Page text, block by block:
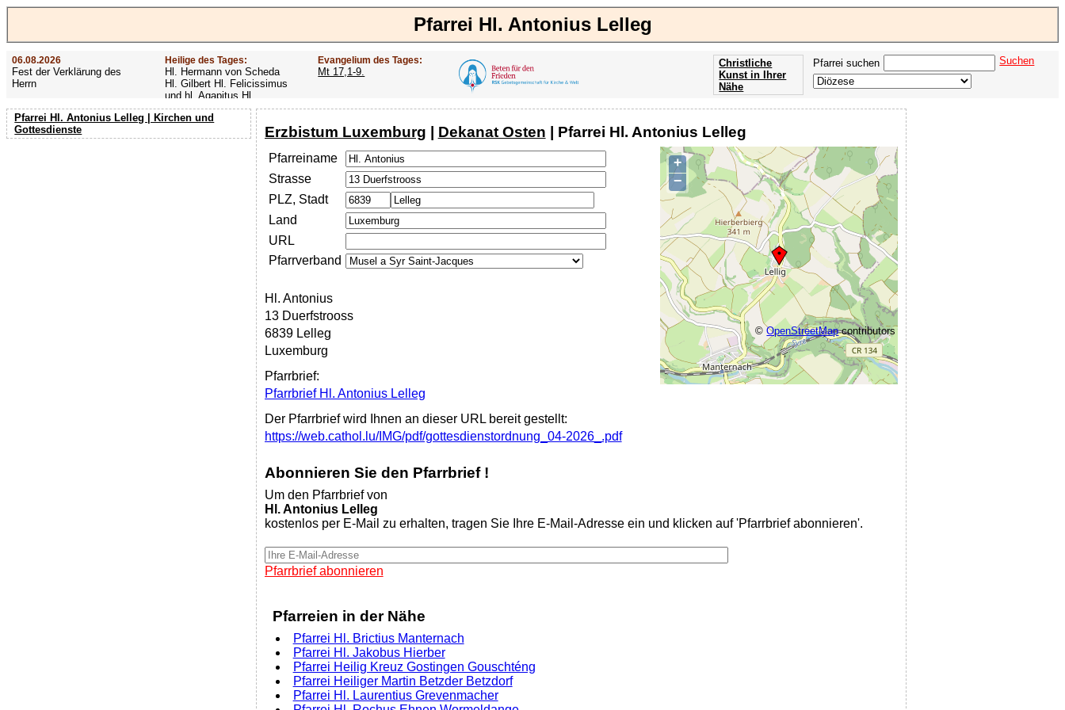
Pfarrei Hl. Antonius Lelleg
06.08.2026
Fest der Verklärung des
Herrn
Heilige des Tages:
Hl. Hermann von Scheda
Hl. Gilbert Hl. Felicissimus
und hl. Agapitus Hl.
Gezelinus (Gozelin)
Evangelium des Tages:
Mt 17,1-9.
Pfarrei suchen Suchen
Christliche
Kunst in Ihrer
Nähe
Pfarrei Hl. Antonius Lelleg | Kirchen und
Gottesdienste
Erzbistum Luxemburg | Dekanat Osten | Pfarrei Hl. Antonius Lelleg
+
−
©OpenStreetMapcontributors
Pfarreiname
Strasse
PLZ, Stadt
Land
URL
Pfarrverband
Hl. Antonius
13 Duerfstrooss
6839 Lelleg
Luxemburg
Pfarrbrief:
Pfarrbrief Hl. Antonius Lelleg
Der Pfarrbrief wird Ihnen an dieser URL bereit gestellt:
https://web.cathol.lu/IMG/pdf/gottesdienstordnung_04-2026_.pdf
Abonnieren Sie den Pfarrbrief !
Um den Pfarrbrief von
Hl. Antonius Lelleg
kostenlos per E-Mail zu erhalten, tragen Sie Ihre E-Mail-Adresse ein und klicken auf 'Pfarrbrief abonnieren'.
Pfarrbrief abonnieren
Pfarreien in der Nähe
Pfarrei Hl. Brictius Manternach
Pfarrei Hl. Jakobus Hierber
Pfarrei Heilig Kreuz Gostingen Gouschténg
Pfarrei Heiliger Martin Betzder Betzdorf
Pfarrei Hl. Laurentius Grevenmacher